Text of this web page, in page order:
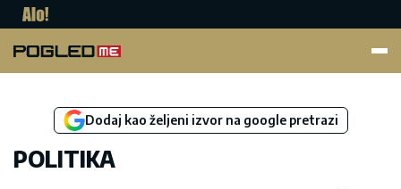
Dodaj kao željeni izvor na google pretrazi
POLITIKA